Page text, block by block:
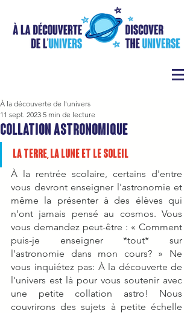
Collation astronomique
À la découverte de l'univers
11 sept. 2023 5 min de lecture
La Terre, la Lune et le Soleil
À la rentrée scolaire, certains d'entre
vous devront enseigner l'astronomie et
même la présenter à des élèves qui
n'ont jamais pensé au cosmos. Vous
vous demandez peut-être : « Comment
puis-je enseigner *tout* sur
l'astronomie dans mon cours? » Ne
vous inquiétez pas: À la découverte de
l'univers est là pour vous soutenir avec
une petite collation astro! Nous
couvrirons des sujets à petite échelle